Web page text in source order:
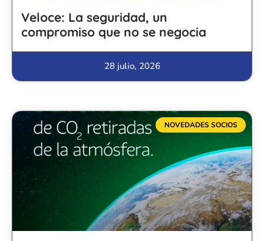
Veloce: La seguridad, un
compromiso que no se negocia
28 julio, 2026
NOVEDADES SOCIOS